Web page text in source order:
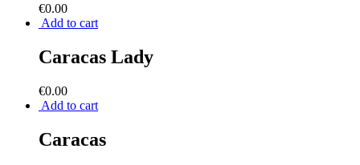
€0.00
Add to cart
Caracas Lady
€0.00
Add to cart
Caracas